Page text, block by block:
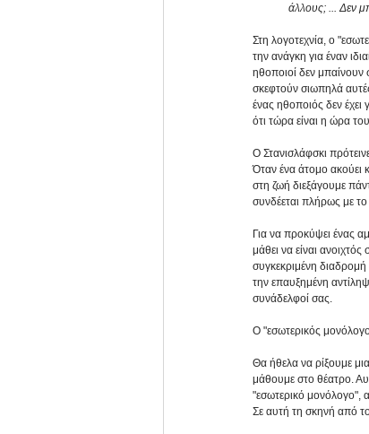
άλλους; ... Δεν
Στη λογοτεχνία, ο
την ανάγκη για έναν
ηθοποιοί δεν μπαίνουν
σκεφτούν σιωπηλά
ένας ηθοποιός δεν έχει
ότι τώρα είναι η ώρα
Ο Στανισλάφσκι
Όταν ένα άτομο ακούει
στη ζωή διεξάγουμε
συνδέεται πλήρως με το
Για να προκύψει ένας
μάθει να είναι
συγκεκριμένη
την επαυξημένη
συνάδελφοί σας.
Ο "εσωτερικός
Θα ήθελα να ρίξουμε
μάθουμε στο θέατρο.
"εσωτερικό μονόλογο",
Σε αυτή τη σκηνή από